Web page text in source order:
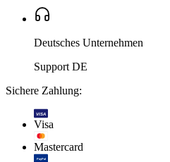
Deutsches Unternehmen
Support DE
Sichere Zahlung:
VISA
Visa
Mastercard
PayPal